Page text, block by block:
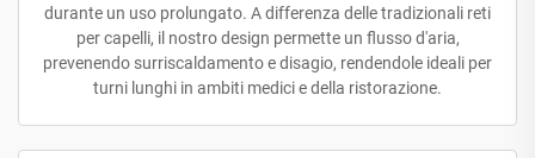
durante un uso prolungato. A differenza delle tradizionali reti
per capelli, il nostro design permette un flusso d'aria,
prevenendo surriscaldamento e disagio, rendendole ideali per
turni lunghi in ambiti medici e della ristorazione.